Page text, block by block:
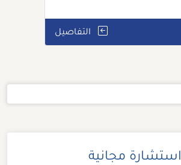
التفاصيل
استشارة مجانية